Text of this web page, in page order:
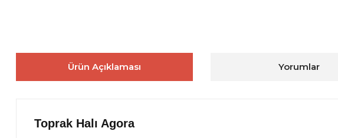
Ürün Açıklaması Yorumlar
Toprak Halı Agora